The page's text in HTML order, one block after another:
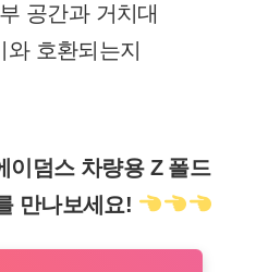
공간과 거치대
호환되는지
이덤스 차량용 Z 폴드
만나보세요!